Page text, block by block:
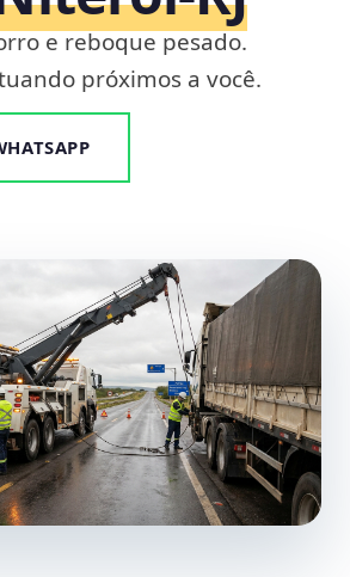
e reboque pesado.
próximos a você.